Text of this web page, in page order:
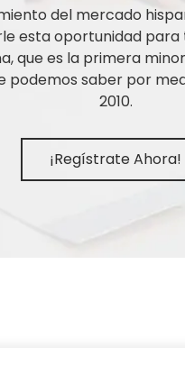
del mercado
esta oportunidad
que es la primera
podemos saber por
2010.
¡Regístrate Ahora!